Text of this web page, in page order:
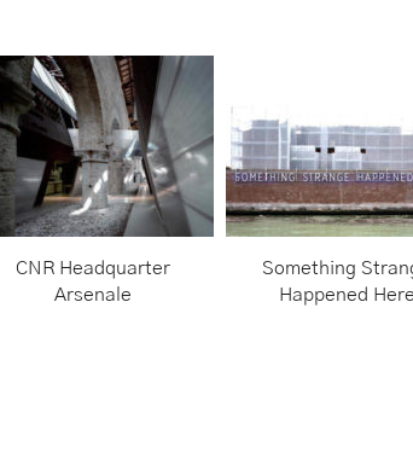
CNR Headquarter
Arsenale
Something
Happened Here